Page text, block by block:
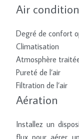
Air
Degré de confort
Climatisation
Atmosphère
Pureté de l’air
Filtration de l’air
Aération
Installez un
flux pour aérer